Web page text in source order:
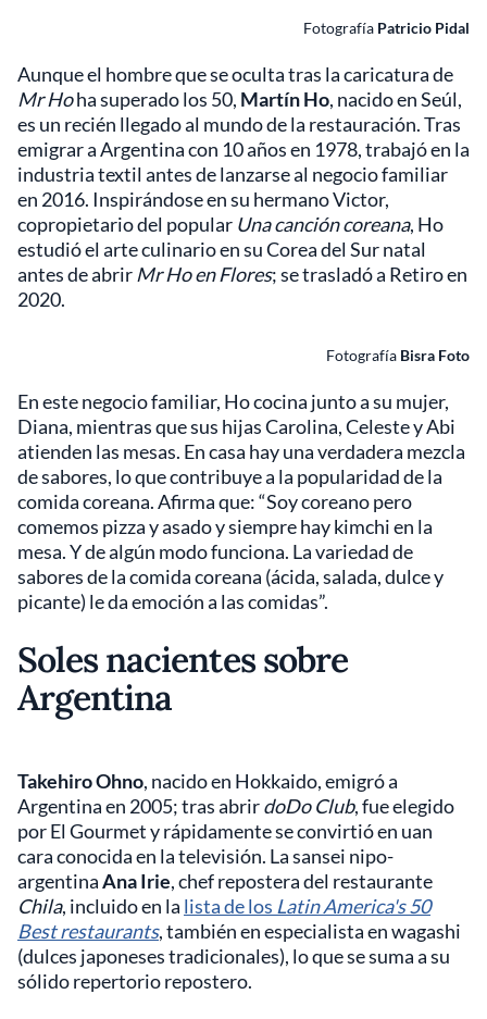
Fotografía Patricio Pidal
Aunque el hombre que se oculta tras la caricatura de
Mr Hoha superado los 50, Martín Ho, nacido en Seúl,
es un recién llegado al mundo de la restauración. Tras
emigrar a Argentina con 10 años en 1978, trabajó en la
industria textil antes de lanzarse al negocio familiar
en 2016. Inspirándose en su hermano Victor,
copropietario del popular Una canción coreana, Ho
estudió el arte culinario en su Corea del Sur natal
antes de abrir Mr Ho en Flores; se trasladó a Retiro en
2020.
Fotografía Bisra Foto
En este negocio familiar, Ho cocina junto a su mujer,
Diana, mientras que sus hijas Carolina, Celeste y Abi
atienden las mesas. En casa hay una verdadera mezcla
de sabores, lo que contribuye a la popularidad de la
comida coreana. Afirma que: “Soy coreano pero
comemos pizza y asado y siempre hay kimchi en la
mesa. Y de algún modo funciona. La variedad de
sabores de la comida coreana (ácida, salada, dulce y
picante) le da emoción a las comidas”.
Soles nacientes sobre
Argentina
Takehiro Ohno, nacido en Hokkaido, emigró a
Argentina en 2005; tras abrirdoDo Club, fue elegido
por El Gourmet y rápidamente se convirtió en uan
cara conocida en la televisión. La sansei nipo-
argentinaAna Irie, chef repostera del restaurante
Chila, incluido en la lista de los Latin America's 50
Best restaurants, también en especialista en wagashi
(dulces japoneses tradicionales), lo que se suma a su
sólido repertorio repostero.